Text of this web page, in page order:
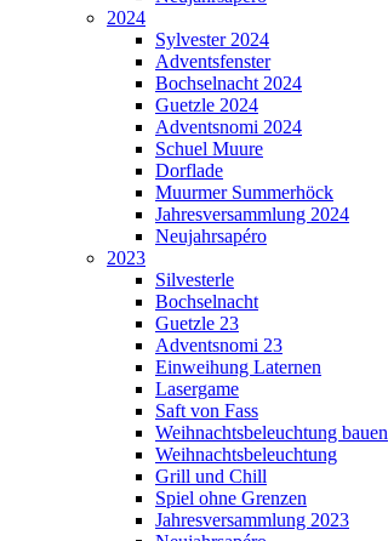
2024
Sylvester 2024
Adventsfenster
Bochselnacht 2024
Guetzle 2024
Adventsnomi 2024
Schuel Muure
Dorflade
Muurmer Summerhöck
Jahresversammlung 2024
Neujahrsapéro
2023
Silvesterle
Bochselnacht
Guetzle 23
Adventsnomi 23
Einweihung Laternen
Lasergame
Saft von Fass
Weihnachtsbeleuchtung bauen
Weihnachtsbeleuchtung
Grill und Chill
Spiel ohne Grenzen
Jahresversammlung 2023